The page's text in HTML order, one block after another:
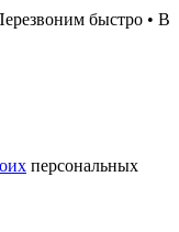
быстро • В
персональных